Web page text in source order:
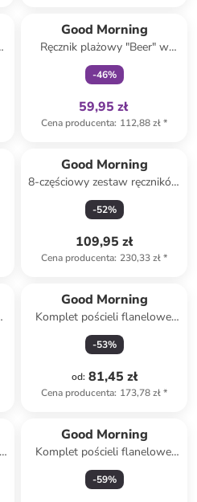
Good Morning
Ręcznik plażowy "Beer" w
kolorze niebiesko-
jasnobrązowym
-46%
59,95 zł
Cena producenta: 112,88 zł*
Good Morning
8-częściowy zestaw ręczników
w kolorze miętowym
-52%
109,95 zł
Cena producenta: 230,33 zł*
Good Morning
Komplet pościeli flanelowej
"Cira" w kolorze szarym
-53%
od: 81,45 zł
Cena producenta: 173,78 zł*
Good Morning
Komplet pościeli flanelowej
"Scarlet" w kolorze błękitnym
-59%